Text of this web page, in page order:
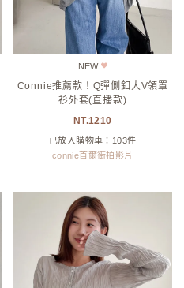
NEW
Connie推薦款！Q彈側釦大V領罩
衫外套(直播款)
1210
已放入購物車：103件
connie首爾街拍影片